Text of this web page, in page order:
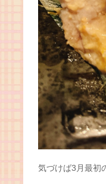
気づけば3月最初